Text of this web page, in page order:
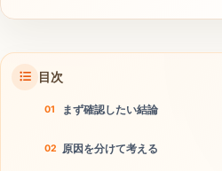
目次
まず確認したい結論
原因を分けて考える